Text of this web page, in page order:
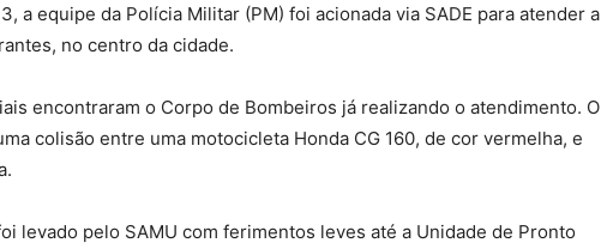
a equipe da Polícia Militar (PM) foi acionada via SADE para atender a
no centro da cidade.
encontraram o Corpo de Bombeiros já realizando o atendimento. O
colisão entre uma motocicleta Honda CG 160, de cor vermelha, e
levado pelo SAMU com ferimentos leves até a Unidade de Pronto